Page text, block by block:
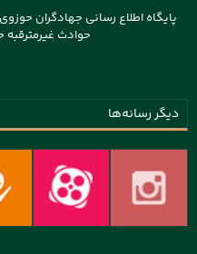
پایگاه اطلاع رسانی جهادگران
حوادث
دیگر رسانه‌ها